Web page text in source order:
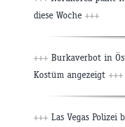
diese Woche +++
+++ Burkaverbot in
Kostüm angezeigt +++
+++ Las Vegas Polizei